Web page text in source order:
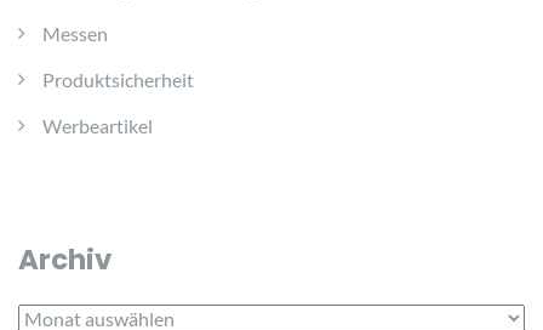
Messen
Produktsicherheit
Werbeartikel
Archiv
Archiv